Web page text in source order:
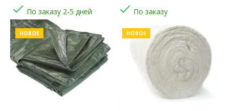
 По заказу 2-5 дней
НОВОЕ
 По заказу
НОВОЕ